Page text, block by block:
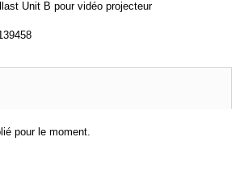
Unit B pour vidéo projecteur
pour le moment.